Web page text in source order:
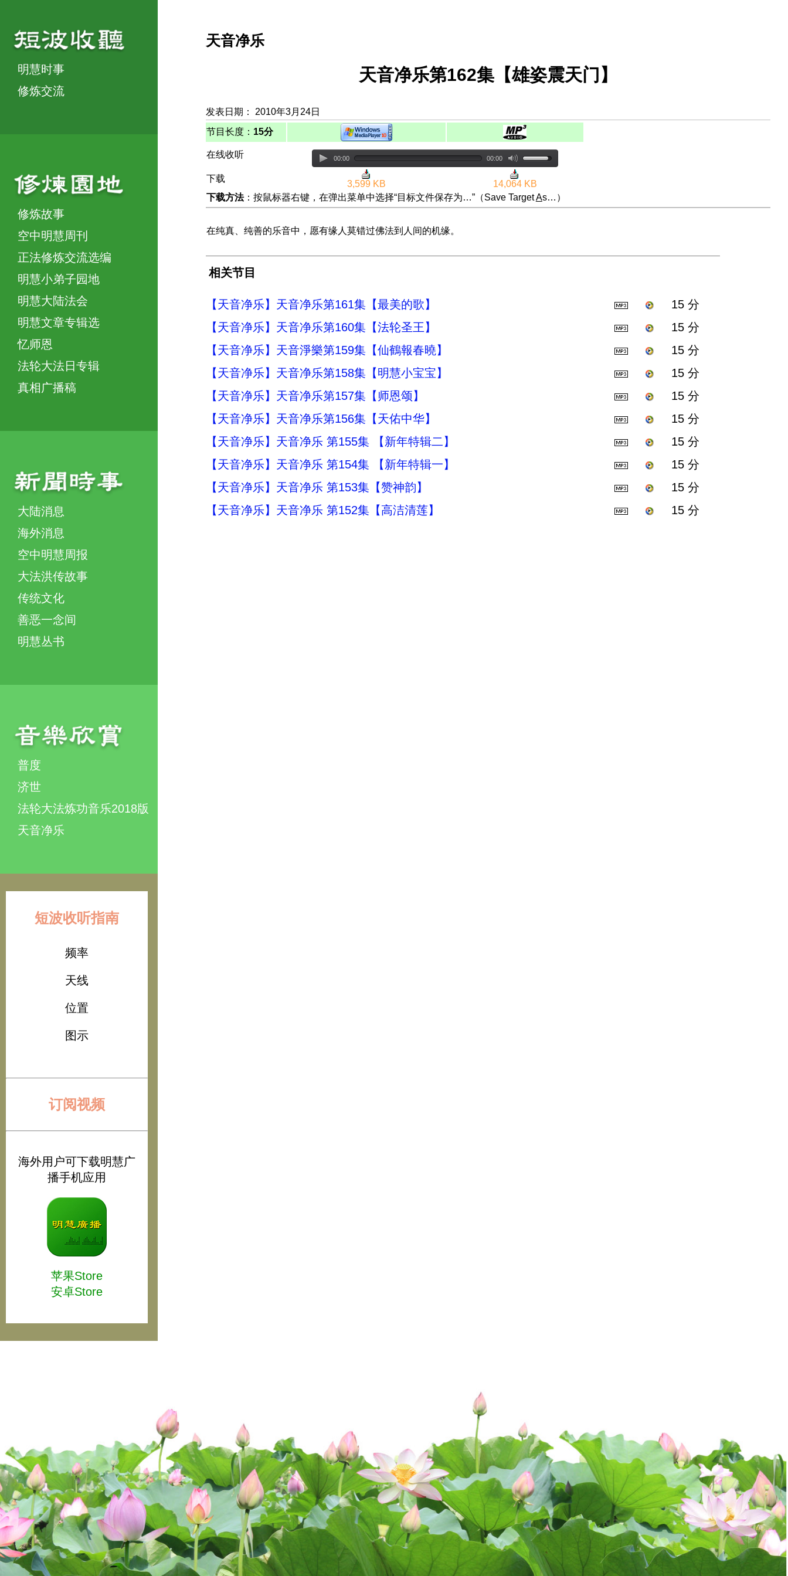
明慧时事
修炼交流
修炼故事
空中明慧周刊
正法修炼交流选编
明慧小弟子园地
明慧大陆法会
明慧文章专辑选
忆师恩
法轮大法日专辑
真相广播稿
大陆消息
海外消息
空中明慧周报
大法洪传故事
传统文化
善恶一念间
明慧丛书
普度
济世
法轮大法炼功音乐2018版
天音净乐
短波收听指南
频率
天线
位置
图示
订阅视频
海外用户可下载明慧广
播手机应用
苹果Store
安卓Store
天音净乐
天音净乐第162集【雄姿震天门】
发表日期： 2010年3月24日
节目长度： 15分
在线收听 00:00 00:00
下载
3,599 KB
14,064 KB
下载方法：按鼠标器右键，在弹出菜单中选择“目标文件保存为…”（Save TargetAs…）
在纯真、纯善的乐音中，愿有缘人莫错过佛法到人间的机缘。
相关节目
【天音净乐】天音净乐第161集【最美的歌】
15 分
【天音净乐】天音净乐第160集【法轮圣王】
15 分
【天音净乐】天音淨樂第159集【仙鶴報春曉】
15 分
【天音净乐】天音净乐第158集【明慧小宝宝】
15 分
【天音净乐】天音净乐第157集【师恩颂】
15 分
【天音净乐】天音净乐第156集【天佑中华】
15 分
【天音净乐】天音净乐 第155集 【新年特辑二】
15 分
【天音净乐】天音净乐 第154集 【新年特辑一】
15 分
【天音净乐】天音净乐 第153集【赞神韵】
15 分
【天音净乐】天音净乐 第152集【高洁清莲】
15 分